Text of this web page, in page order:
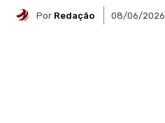
Por Redação 08/06/2026